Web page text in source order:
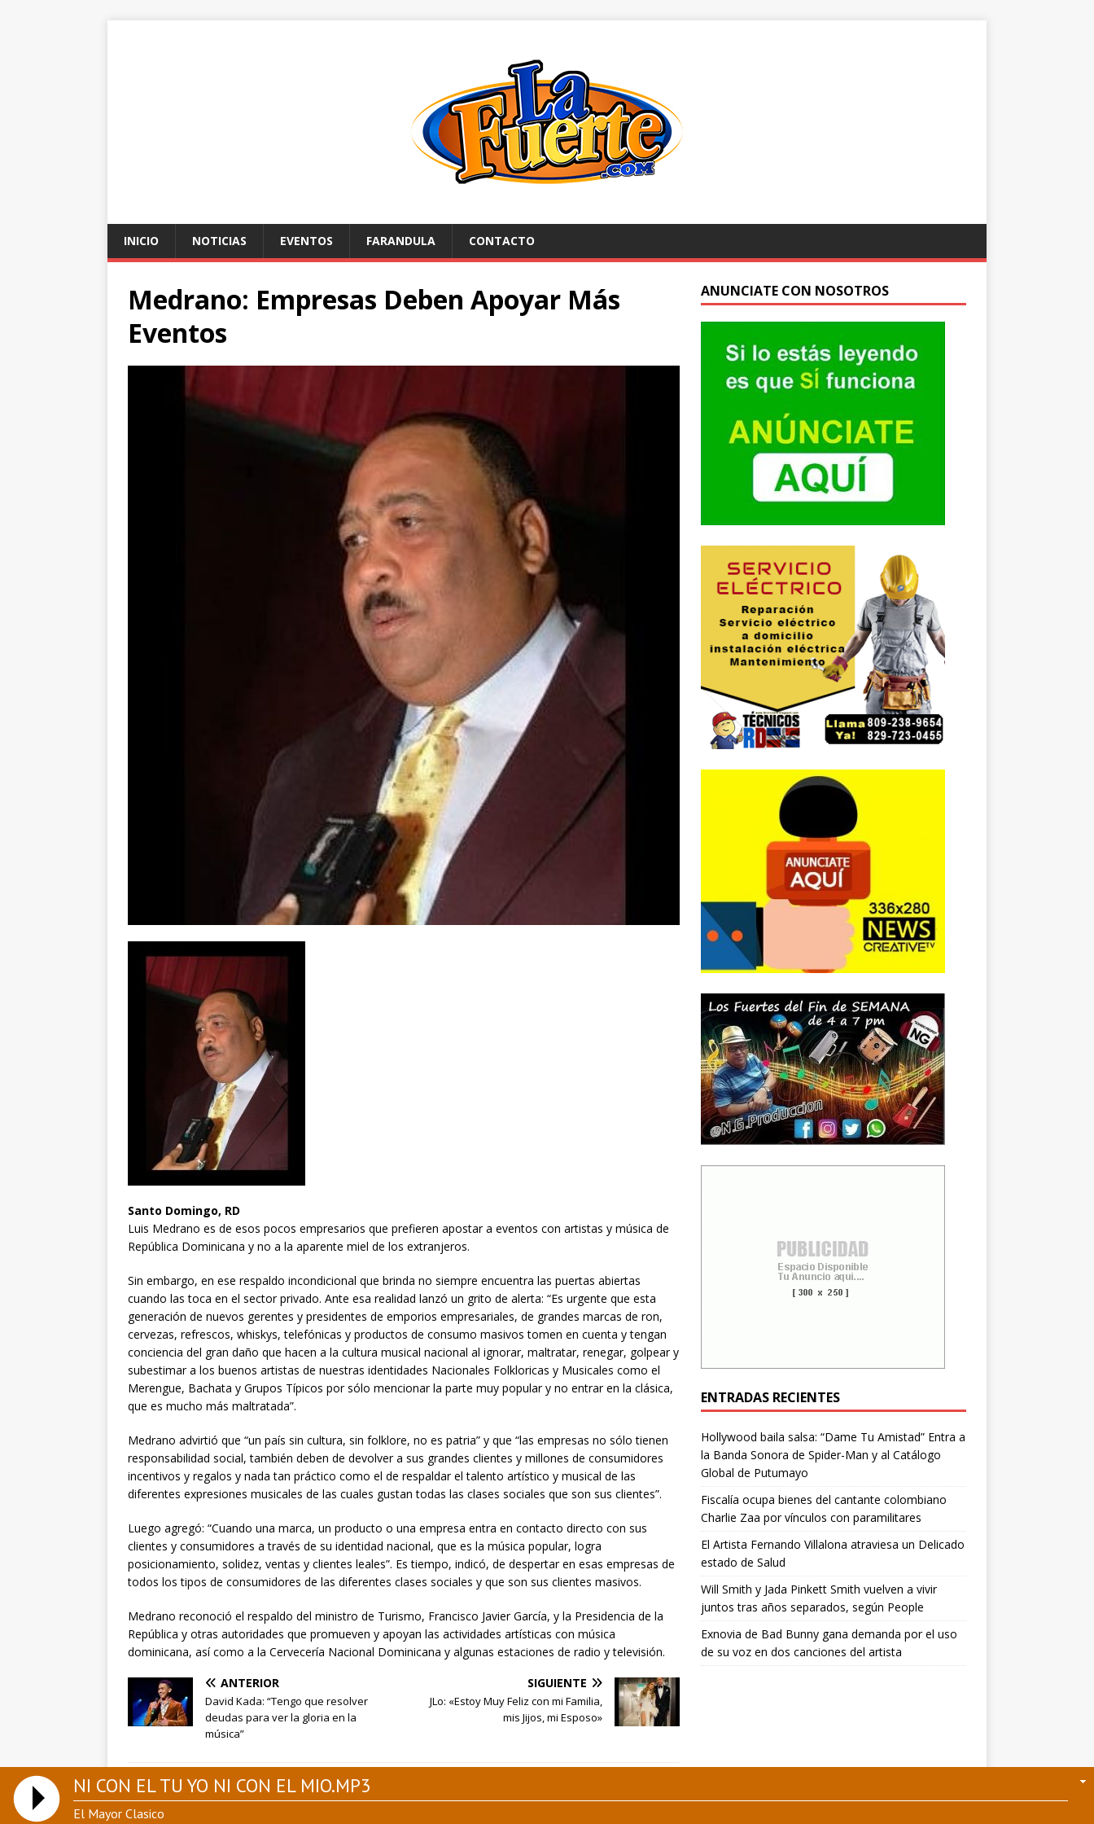
INICIO NOTICIAS EVENTOS FARANDULA CONTACTO
Medrano: Empresas Deben Apoyar Más
Eventos
Santo Domingo, RD
Luis Medrano es de esos pocos empresarios que prefieren apostar a eventos con artistas y música de
República Dominicana y no a la aparente miel de los extranjeros.
Sin embargo, en ese respaldo incondicional que brinda no siempre encuentra las puertas abiertas
cuando las toca en el sector privado. Ante esa realidad lanzó un grito de alerta: “Es urgente que esta
generación de nuevos gerentes y presidentes de emporios empresariales, de grandes marcas de ron,
cervezas, refrescos, whiskys, telefónicas y productos de consumo masivos tomen en cuenta y tengan
conciencia del gran daño que hacen a la cultura musical nacional al ignorar, maltratar, renegar, golpear y
subestimar a los buenos artistas de nuestras identidades Nacionales Folkloricas y Musicales como el
Merengue, Bachata y Grupos Típicos por sólo mencionar la parte muy popular y no entrar en la clásica,
que es mucho más maltratada”.
Medrano advirtió que “un país sin cultura, sin folklore, no es patria” y que “las empresas no sólo tienen
responsabilidad social, también deben de devolver a sus grandes clientes y millones de consumidores
incentivos y regalos y nada tan práctico como el de respaldar el talento artístico y musical de las
diferentes expresiones musicales de las cuales gustan todas las clases sociales que son sus clientes”.
Luego agregó: “Cuando una marca, un producto o una empresa entra en contacto directo con sus
clientes y consumidores a través de su identidad nacional, que es la música popular, logra
posicionamiento, solidez, ventas y clientes leales”. Es tiempo, indicó, de despertar en esas empresas de
todos los tipos de consumidores de las diferentes clases sociales y que son sus clientes masivos.
Medrano reconoció el respaldo del ministro de Turismo, Francisco Javier García, y la Presidencia de la
República y otras autoridades que promueven y apoyan las actividades artísticas con música
dominicana, así como a la Cervecería Nacional Dominicana y algunas estaciones de radio y televisión.
ANTERIOR
David Kada: “Tengo que resolver
deudas para ver la gloria en la
música”
SIGUIENTE
JLo: «Estoy Muy Feliz con mi Familia,
mis Jijos, mi Esposo»
ANUNCIATE CON NOSOTROS
ENTRADAS RECIENTES
Hollywood baila salsa: “Dame Tu Amistad” Entra a
la Banda Sonora de Spider-Man y al Catálogo
Global de Putumayo
Fiscalía ocupa bienes del cantante colombiano
Charlie Zaa por vínculos con paramilitares
El Artista Fernando Villalona atraviesa un Delicado
estado de Salud
Will Smith y Jada Pinkett Smith vuelven a vivir
juntos tras años separados, según People
Exnovia de Bad Bunny gana demanda por el uso
de su voz en dos canciones del artista
NI CON EL TU YO NI CON EL MIO.MP3
El Mayor Clasico